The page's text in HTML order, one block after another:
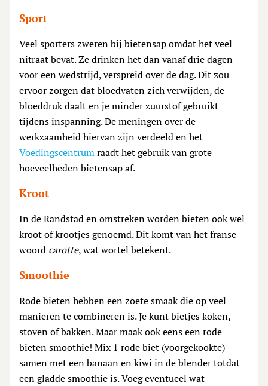
Sport
Veel sporters zweren bij bietensap omdat het veel
nitraat bevat. Ze drinken het dan vanaf drie dagen
voor een wedstrijd, verspreid over de dag. Dit zou
ervoor zorgen dat bloedvaten zich verwijden, de
bloeddruk daalt en je minder zuurstof gebruikt
tijdens inspanning. De meningen over de
werkzaamheid hiervan zijn verdeeld en het
Voedingscentrumraadt het gebruik van grote
hoeveelheden bietensap af.
Kroot
In de Randstad en omstreken worden bieten ook wel
kroot of krootjes genoemd. Dit komt van het franse
woord carotte, wat wortel betekent.
Smoothie
Rode bieten hebben een zoete smaak die op veel
manieren te combineren is. Je kunt bietjes koken,
stoven of bakken. Maar maak ook eens een rode
bieten smoothie! Mix 1 rode biet (voorgekookte)
samen met een banaan en kiwi in de blender totdat
een gladde smoothie is. Voeg eventueel wat